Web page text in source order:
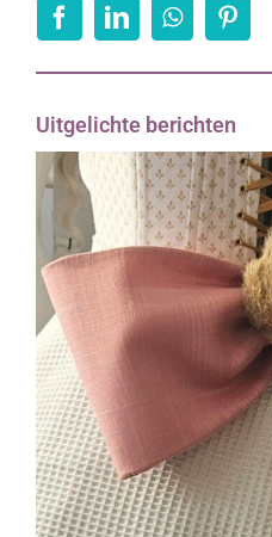
Uitgelichte berichten